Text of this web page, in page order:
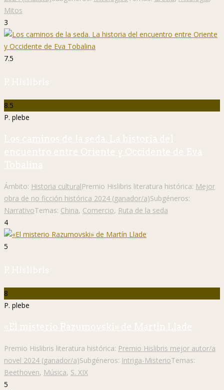
Mitos
3
7.5
P. Hislibris
8.5
P. plebe
Los caminos de la seda. La historia del
encuentro entre Oriente y Occidente de Eva
Tobalina
Ámbito: Historia culturalPremio Hislibris literatura histórica: Mejor
obra de no ficción histórica 2024 (ganador/a)Subgéneros:
NarrativoTemas: China, Comercio, Ruta de la seda
4
5
P. Hislibris
8
P. plebe
«El misterio Razumovski» de Martín Llade
Premio Hislibris literatura histórica: Premio Hislibris mejor autor/a
novel 2024 (ganador/a)Subgéneros: Intriga-MisterioTemas:
Beethoven, Música, S. XIX
5